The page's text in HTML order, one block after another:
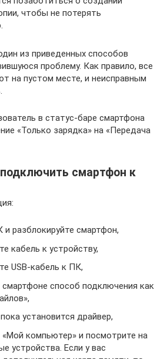
чтобы не потерять
из приведенных способов
проблему. Как правило, все
на пустом месте, и неисправным
в статус-баре смартфона
«Только зарядка» на «Передача
смартфон к
разблокируйте смартфон,
кабель к устройству,
USB-кабель к ПК,
способ подключения как
установится драйвер,
«Мой компьютер» и посмотрите на
устройства. Если у вас